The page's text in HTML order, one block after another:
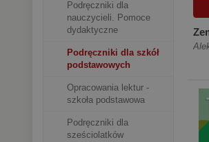
Podręczniki dla
nauczycieli. Pomoce
dydaktyczne
Podręczniki dla szkół
podstawowych
Opracowania lektur -
szkoła podstawowa
Podręczniki dla
sześciolatków